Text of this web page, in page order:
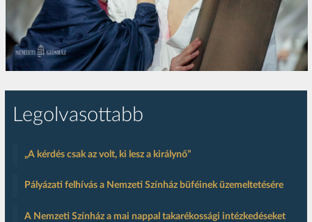
Legolvasottabb
„A kérdés csak az volt, ki lesz a királynő”
Pályázati felhívás a Nemzeti Színház büféinek üzemeltetésére
A Nemzeti Színház a mai nappal takarékossági intézkedéseket